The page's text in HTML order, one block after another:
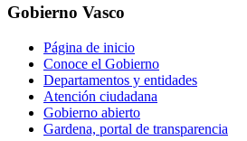
Gobierno Vasco
Página de inicio
Conoce el Gobierno
Departamentos y entidades
Atención ciudadana
Gobierno abierto
Gardena, portal de transparencia